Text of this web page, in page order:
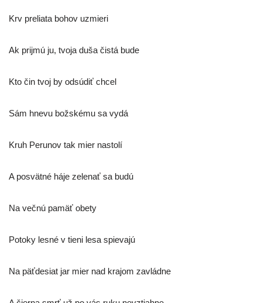
Krv pre­lia­ta bohov uzmieri
Ak prij­mú ju, tvo­ja duša čis­tá bude
Kto čin tvoj by odsú­diť chcel
Sám hne­vu bož­ské­mu sa vydá
Kruh Perunov tak mier nastolí
A posvät­né háje zele­nať sa budú
Na več­nú pamäť obety
Potoky les­né v tie­ni lesa spievajú
Na päť­de­siat jar mier nad kra­jom zavládne